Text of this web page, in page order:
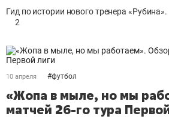
Гид по истории нового тренера «Рубина».
2
10 апреля #футбол
«Жопа в мыле, но мы
матчей 26-го тура